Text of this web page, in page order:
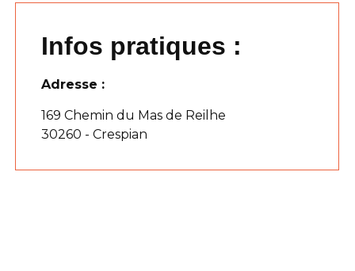
Infos pratiques :
Adresse :
169 Chemin du Mas de Reilhe
30260 - Crespian